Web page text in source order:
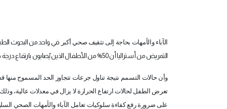
الآباء والأمهات بحاجة إلى تثقيف صحي أكبر في واحد من البحوث
التمريض من أستراليا أن 50% من الأطفال الذين يُصابون بارتفاع درجة حرارة الجسم يتلقون من والديهم جرعات غير مناسبة من الأدوية الخافضة للحرارة،
وأن حالات التسمم نتيجة تناول جرعات تتجاوز الحد المسموح منها
تعرض الطفل لحالات ارتفاع الحرارة لا يزال في معدلات عالية،
على ضرورة رفع كفاءة سلوكيات تعامل الآباء والأمهات الصحي